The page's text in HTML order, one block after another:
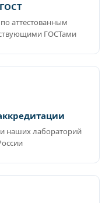
аттестованным
ГОСТами
наших лабораторий